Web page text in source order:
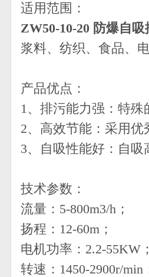
适用范围：
ZW50-10-20 防爆自
浆料、纺织、食品、
产品优点：
1、排污能力强：特
2、高效节能：采用
3、自吸性能好：自
技术参数：
流量：5-800m3/h；
扬程：12-60m；
电机功率：2.2-55KW
转速：1450-2900r/min